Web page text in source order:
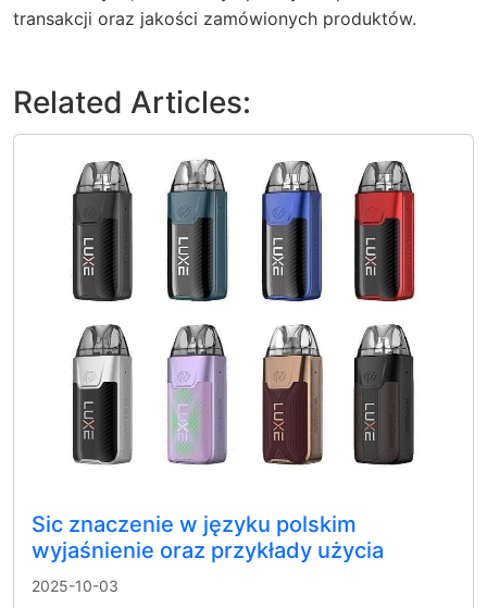
transakcji oraz jakości zamówionych produktów.
Related Articles:
Sic znaczenie w języku polskim
wyjaśnienie oraz przykłady użycia
2025-10-03